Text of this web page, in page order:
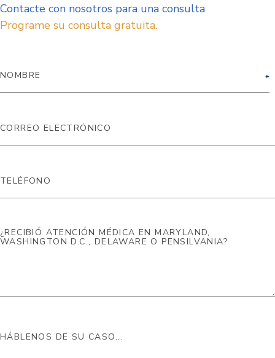
Contacte con nosotros para una consulta
Programe su consulta gratuita.